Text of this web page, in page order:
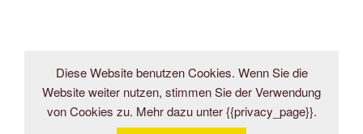
Diese Website benutzen Cookies. Wenn Sie die
Website weiter nutzen, stimmen Sie der Verwendung
von Cookies zu. Mehr dazu unter {{privacy_page}}.